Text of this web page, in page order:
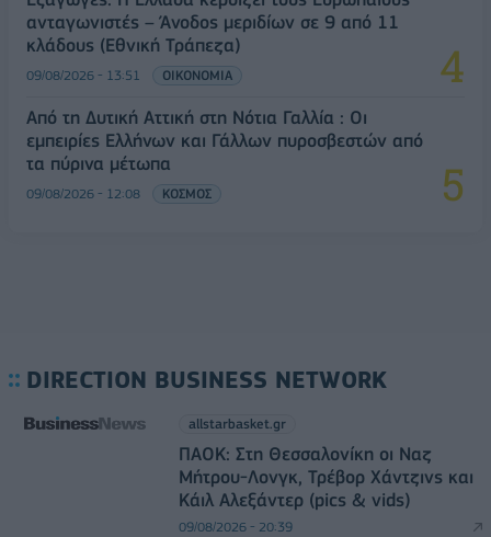
ανταγωνιστές – Άνοδος μεριδίων σε 9 από 11
κλάδους (Εθνική Τράπεζα)
09/08/2026 - 13:51 ΟΙΚΟΝΟΜΙΑ
Από τη Δυτική Αττική στη Νότια Γαλλία : Οι
εμπειρίες Ελλήνων και Γάλλων πυροσβεστών από
τα πύρινα μέτωπα
09/08/2026 - 12:08 ΚΟΣΜΟΣ
DIRECTION BUSINESS NETWORK
allstarbasket.gr
ΠΑΟΚ: Στη Θεσσαλονίκη οι Ναζ
Μήτρου-Λονγκ, Τρέβορ Χάντζινς και
Κάιλ Αλεξάντερ (pics & vids)
09/08/2026 - 20:39